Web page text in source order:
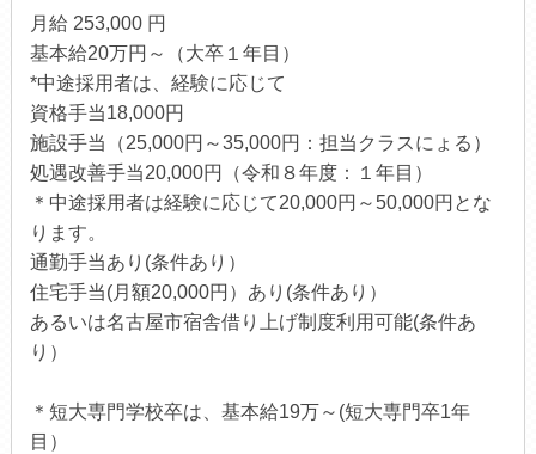
月給 253,000 円
基本給20万円～（大卒１年目）
*中途採用者は、経験に応じて
資格手当18,000円
施設手当（25,000円～35,000円：担当クラスにょる）
処遇改善手当20,000円（令和８年度：１年目）
＊中途採用者は経験に応じて20,000円～50,000円とな
ります。
通勤手当あり(条件あり）
住宅手当(月額20,000円）あり(条件あり）
あるいは名古屋市宿舎借り上げ制度利用可能(条件あ
り）
＊短大専門学校卒は、基本給19万～(短大専門卒1年
目）